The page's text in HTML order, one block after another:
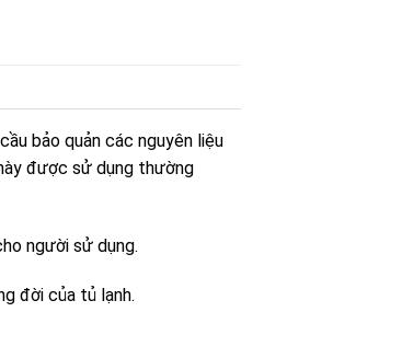
bảo quản các nguyên liệu
được sử dụng thường
người sử dụng.
đời của tủ lạnh.